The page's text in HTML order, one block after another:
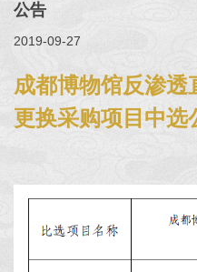
公告
2019-09-27
成都博物馆反渗透
更换采购项目中选